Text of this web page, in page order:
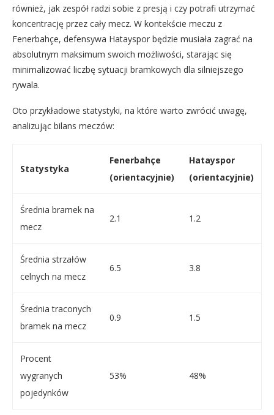
również, jak zespół radzi sobie z presją i czy potrafi utrzymać
koncentrację przez cały mecz. W kontekście meczu z
Fenerbahçe, defensywa Hatayspor będzie musiała zagrać na
absolutnym maksimum swoich możliwości, starając się
minimalizować liczbę sytuacji bramkowych dla silniejszego
rywala.
Oto przykładowe statystyki, na które warto zwrócić uwagę,
analizując bilans meczów:
Statystyka
Fenerbahçe
(orientacyjnie)
Hatayspor
(orientacyjnie)
Średnia bramek na
mecz
2.1 1.2
Średnia strzałów
celnych na mecz
6.5 3.8
Średnia traconych
bramek na mecz
0.9 1.5
Procent
wygranych
pojedynków
53% 48%